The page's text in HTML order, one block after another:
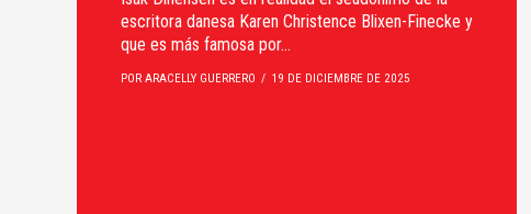
escritora danesa Karen Christence Blixen-Finecke y
que es más famosa por...
POR ARACELLY GUERRERO 19 DE DICIEMBRE DE 2025